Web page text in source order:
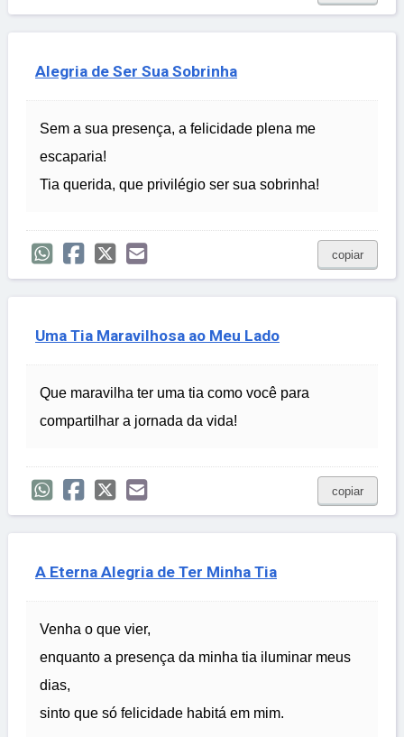
Alegria de Ser Sua Sobrinha
Sem a sua presença, a felicidade plena me
escaparia!
Tia querida, que privilégio ser sua sobrinha!
copiar
Uma Tia Maravilhosa ao Meu Lado
Que maravilha ter uma tia como você para
compartilhar a jornada da vida!
copiar
A Eterna Alegria de Ter Minha Tia
Venha o que vier,
enquanto a presença da minha tia iluminar meus
dias,
sinto que só felicidade habitá em mim.